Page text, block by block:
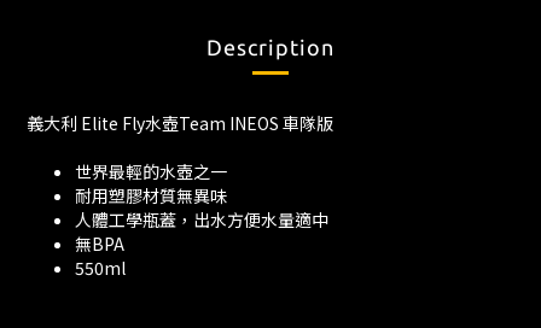
Description
義大利 Elite Fly水壺Team INEOS 車隊版
世界最輕的水壺之一
耐用塑膠材質無異味
人體工學瓶蓋，出水方便水量適中
無BPA
550ml